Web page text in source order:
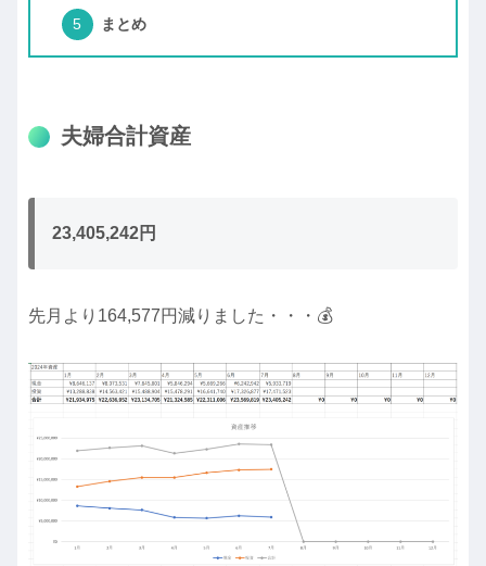
まとめ
夫婦合計資産
23,405,242円
先月より164,577円減りました・・・💰